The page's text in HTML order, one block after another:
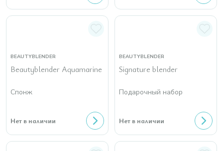
BEAUTYBLENDER
Beautyblender Aquamarine
Спонж
Нет в наличии
BEAUTYBLENDER
Signature blender
Подарочный набор
Нет в наличии